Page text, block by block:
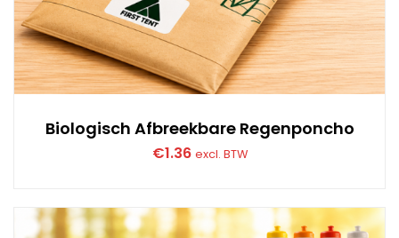
Biologisch Afbreekbare Regenponcho
€1.36 excl. BTW